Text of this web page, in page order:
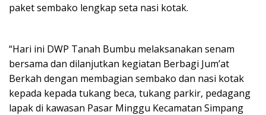
paket sembako lengkap seta nasi kotak.
“Hari ini DWP Tanah Bumbu melaksanakan senam
bersama dan dilanjutkan kegiatan Berbagi Jum’at
Berkah dengan membagian sembako dan nasi kotak
kepada kepada tukang beca, tukang parkir, pedagang
lapak di kawasan Pasar Minggu Kecamatan Simpang